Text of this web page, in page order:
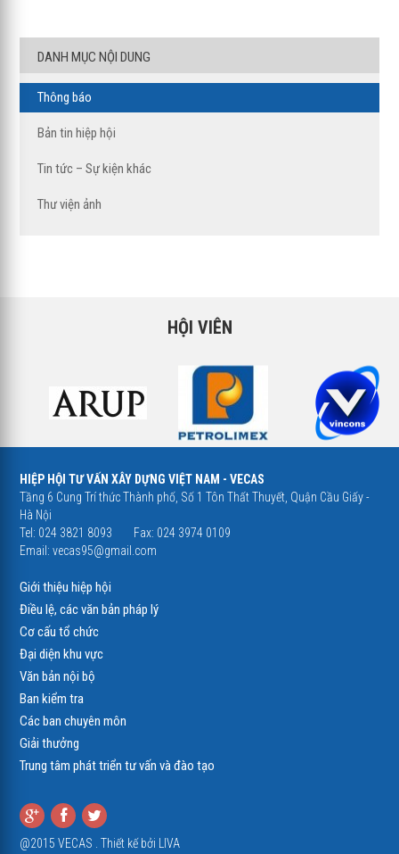
DANH MỤC NỘI DUNG
Thông báo
Bản tin hiệp hội
Tin tức – Sự kiện khác
Thư viện ảnh
HỘI VIÊN
HIỆP HỘI TƯ VẤN XÂY DỰNG VIỆT NAM - VECAS
Tầng 6 Cung Trí thức Thành phố, Số 1 Tôn Thất Thuyết, Quận Cầu Giấy -
Hà Nội
Tel: 024 3821 8093
Fax: 024 3974 0109
Email:vecas95@gmail.com
Giới thiệu hiệp hội
Điều lệ, các văn bản pháp lý
Cơ cấu tổ chức
Đại diện khu vực
Văn bản nội bộ
Ban kiểm tra
Các ban chuyên môn
Giải thưởng
Trung tâm phát triển tư vấn và đào tạo
@2015 VECAS . Thiết kế bởi LIVA